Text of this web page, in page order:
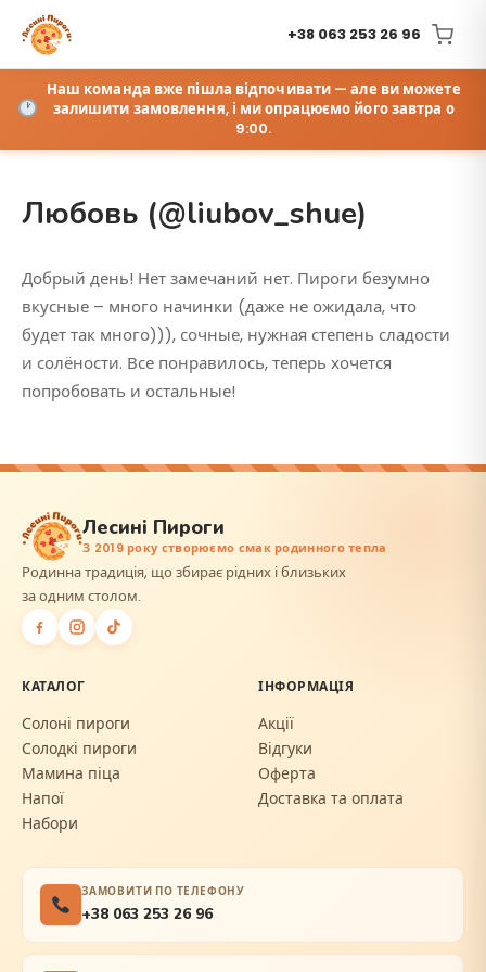
+38 063 253 26 96
Наш команда вже пішла відпочивати — але ви можете
залишити замовлення, і ми опрацюємо його завтра о
9:00.
Любовь (@liubov_shue)
Добрый день! Нет замечаний нет. Пироги безумно
вкусные – много начинки (даже не ожидала, что
будет так много))), сочные, нужная степень сладости
и солёности. Все понравилось, теперь хочется
попробовать и остальные!
Лесині Пироги
З 2019 року створюємо смак родинного тепла
Родинна традиція, що збирає рідних і близьких
за одним столом.
КАТАЛОГ
Солоні пироги
Солодкі пироги
Мамина піца
Напої
Набори
ІНФОРМАЦІЯ
Акції
Відгуки
Оферта
Доставка та оплата
ЗАМОВИТИ ПО ТЕЛЕФОНУ
+38 063 253 26 96